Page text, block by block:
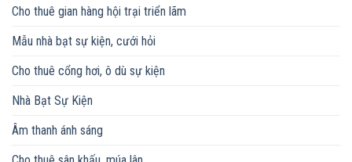
Cho thuê gian hàng hội trại triển lãm
Mẫu nhà bạt sự kiện, cưới hỏi
Cho thuê cổng hơi, ô dù sự kiện
Nhà Bạt Sự Kiện
Âm thanh ánh sáng